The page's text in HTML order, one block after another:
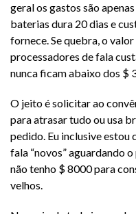
geral os gastos são
baterias dura 20 dias e
fornece. Se quebra, o
processadores de fala
nunca ficam abaixo dos $
O jeito é solicitar ao
para atrasar tudo ou usa
pedido. Eu inclusive estou
fala “novos” aguardando
não tenho $ 8000 para
velhos.